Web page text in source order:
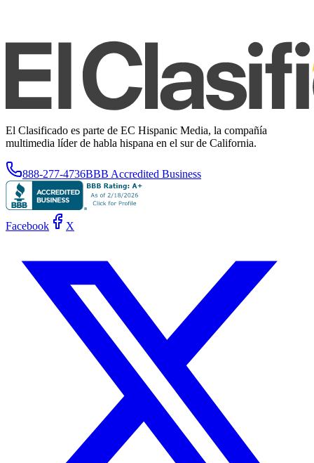
El Clasificado es parte de EC Hispanic Media, la compañía
multimedia líder de habla hispana en el sur de California.
888-277-4736BBB Accredited Business
Facebook X